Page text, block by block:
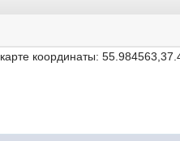
координаты: